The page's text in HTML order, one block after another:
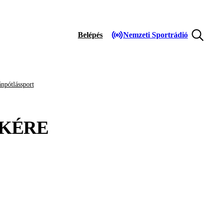
Belépés Nemzeti Sportrádió